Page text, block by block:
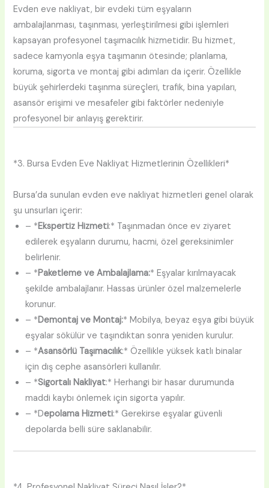
Evden eve nakliyat, bir evdeki tüm eşyaların
ambalajlanması, taşınması, yerleştirilmesi gibi işlemleri
kapsayan profesyonel taşımacılık hizmetidir. Bu hizmet,
sadece kamyonla eşya taşımanın ötesinde; planlama,
koruma, sigorta ve montaj gibi adımları da içerir. Özellikle
büyük şehirlerdeki taşınma süreçleri, trafik, bina yapıları,
asansör erişimi ve mesafeler gibi faktörler nedeniyle
profesyonel bir anlayış gerektirir.
*3. Bursa Evden Eve Nakliyat Hizmetlerinin Özellikleri*
Bursa’da sunulan evden eve nakliyat hizmetleri genel olarak
şu unsurları içerir:
– *Ekspertiz Hizmeti:* Taşınmadan önce ev ziyaret
edilerek eşyaların durumu, hacmi, özel gereksinimler
belirlenir.
– *Paketleme ve Ambalajlama:* Eşyalar kırılmayacak
şekilde ambalajlanır. Hassas ürünler özel malzemelerle
korunur.
– *Demontaj ve Montaj:* Mobilya, beyaz eşya gibi büyük
eşyalar sökülür ve taşındıktan sonra yeniden kurulur.
– *Asansörlü Taşımacılık:* Özellikle yüksek katlı binalar
için dış cephe asansörleri kullanılır.
– *Sigortalı Nakliyat:* Herhangi bir hasar durumunda
maddi kaybı önlemek için sigorta yapılır.
– *Depolama Hizmeti:* Gerekirse eşyalar güvenli
depolarda belli süre saklanabilir.